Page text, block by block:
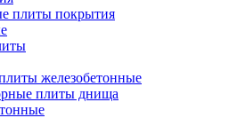
плиты покрытия
железобетонные
плиты днища